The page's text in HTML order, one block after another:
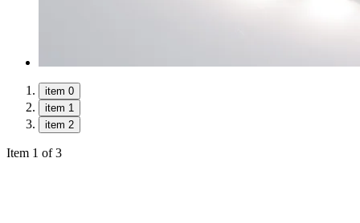
item 0
item 1
item 2
Item 1 of 3